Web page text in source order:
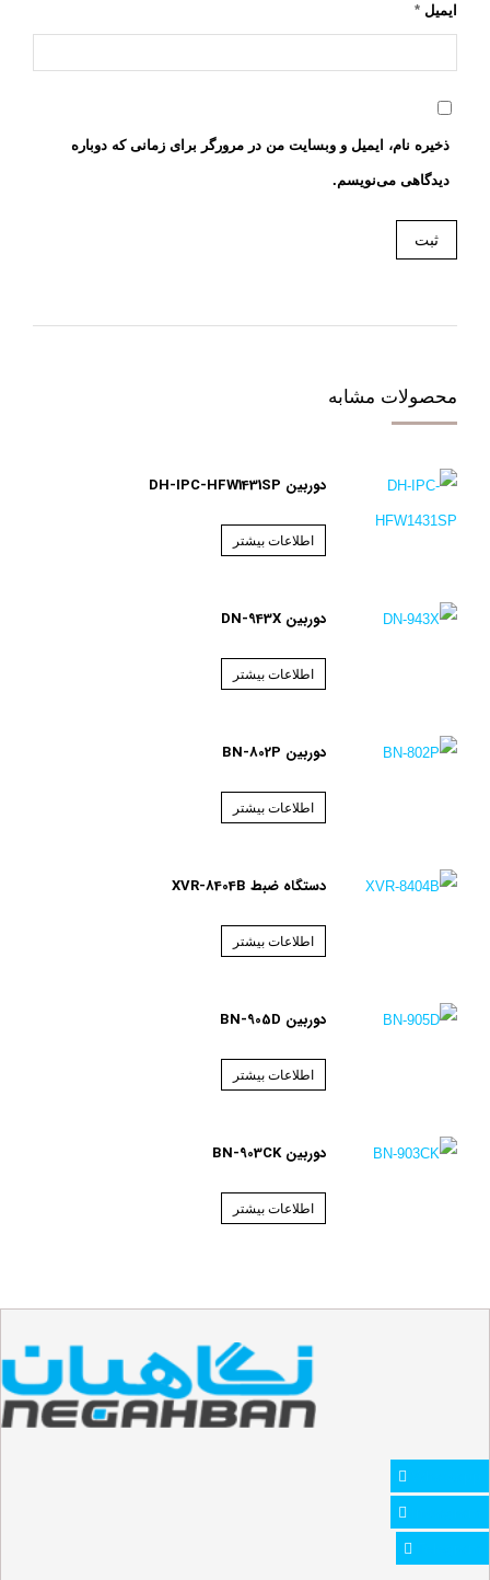
ایمیل *
ذخیره نام، ایمیل و وبسایت من در مرورگر برای زمانی که دوباره
دیدگاهی می‌نویسم.
محصولات مشابه
دوربین DH-IPC-HFW1431SP
اطلاعات بیشتر
دوربین DN-943X
اطلاعات بیشتر
دوربین BN-802P
اطلاعات بیشتر
دستگاه ضبط XVR-8404B
اطلاعات بیشتر
دوربین BN-905D
اطلاعات بیشتر
دوربین BN-903CK
اطلاعات بیشتر